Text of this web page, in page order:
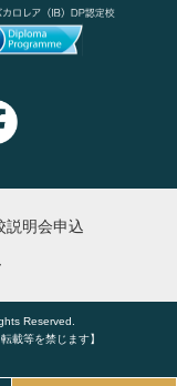
説明会申込
Reserved.
載等を禁じます】